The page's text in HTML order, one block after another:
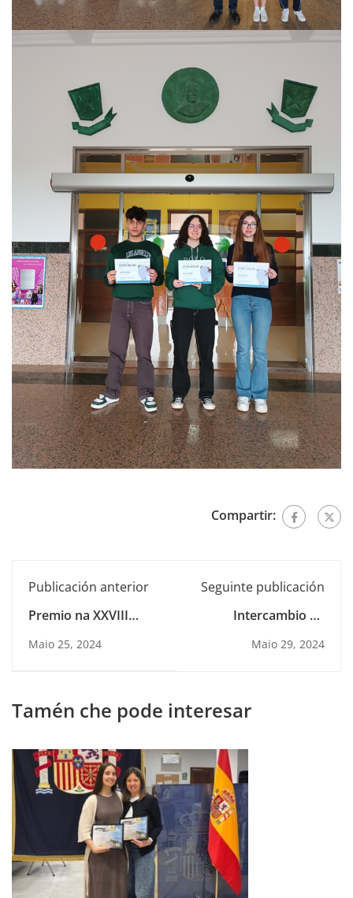
Compartir:
Publicación anterior
Premio na XXVIII
Maio 25, 2024
Seguinte publicación
Intercambio en
Maio 29, 2024
Tamén che pode interesar